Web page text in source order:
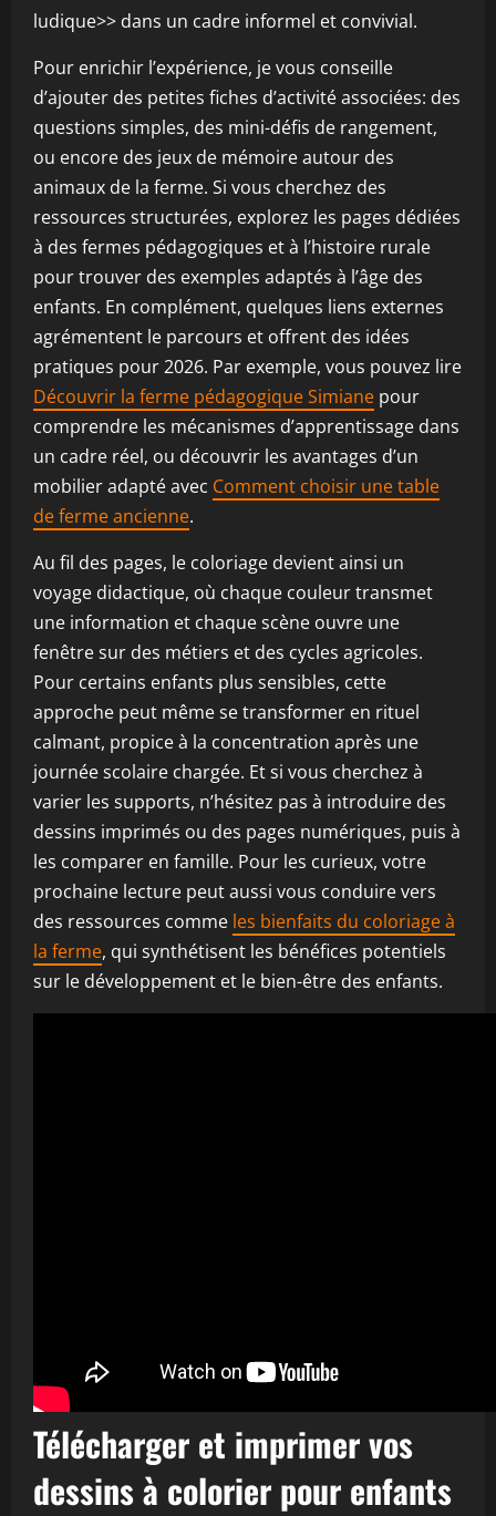
ludique>> dans un cadre informel et convivial.
Pour enrichir l’expérience, je vous conseille
d’ajouter des petites fiches d’activité associées: des
questions simples, des mini-défis de rangement,
ou encore des jeux de mémoire autour des
animaux de la ferme. Si vous cherchez des
ressources structurées, explorez les pages dédiées
à des fermes pédagogiques et à l’histoire rurale
pour trouver des exemples adaptés à l’âge des
enfants. En complément, quelques liens externes
agrémentent le parcours et offrent des idées
pratiques pour 2026. Par exemple, vous pouvez lire
Découvrir la ferme pédagogique Simiane pour
comprendre les mécanismes d’apprentissage dans
un cadre réel, ou découvrir les avantages d’un
mobilier adapté avec Comment choisir une table
de ferme ancienne.
Au fil des pages, le coloriage devient ainsi un
voyage didactique, où chaque couleur transmet
une information et chaque scène ouvre une
fenêtre sur des métiers et des cycles agricoles.
Pour certains enfants plus sensibles, cette
approche peut même se transformer en rituel
calmant, propice à la concentration après une
journée scolaire chargée. Et si vous cherchez à
varier les supports, n’hésitez pas à introduire des
dessins imprimés ou des pages numériques, puis à
les comparer en famille. Pour les curieux, votre
prochaine lecture peut aussi vous conduire vers
des ressources comme les bienfaits du coloriage à
la ferme, qui synthétisent les bénéfices potentiels
sur le développement et le bien-être des enfants.
Télécharger et imprimer vos
dessins à colorier pour enfants